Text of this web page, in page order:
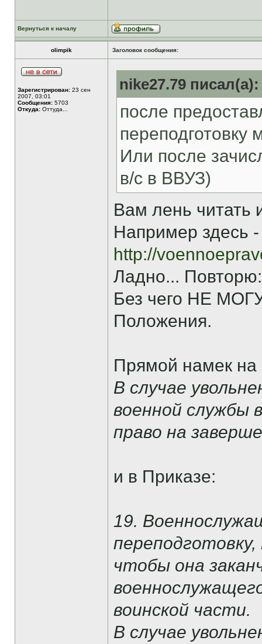
Вернуться к началу
olimpik Заголовок сообщения:
Зарегистрирован: 23 сен
2007, 03:01
Сообщения: 5703
Откуда: Оттуда...
nike27.79 писал(а):
после
переподготовку
Или после
в/с в ВВУЗ)
Вам лень читать
Например здесь -
http://
Ладно... Повторю:
Без чего НЕ
Положения.
Прямой намек на
В случае
военной службы
право на
и в Приказе:
19.
переподготовку,
чтобы она
воинской части.
В случае